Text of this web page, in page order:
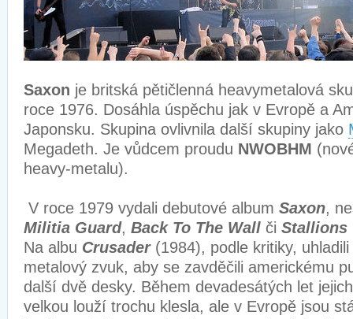
Saxon je britská pětičlenná heavymetalová
roce 1976. Dosáhla úspěchu jak v Evropě a
Japonsku. Skupina ovlivnila další skupiny jako
Megadeth. Je vůdcem proudu NWOBHM
heavy-metalu).
V roce 1979 vydali debutové album Saxon,
Militia Guard, Back To The Wall či
Na albu Crusader (1984), podle kritiky,
metalový zvuk, aby se zavděčili americkému
další dvě desky. Během devadesátých let
velkou louží trochu klesla, ale v Evropě jsou